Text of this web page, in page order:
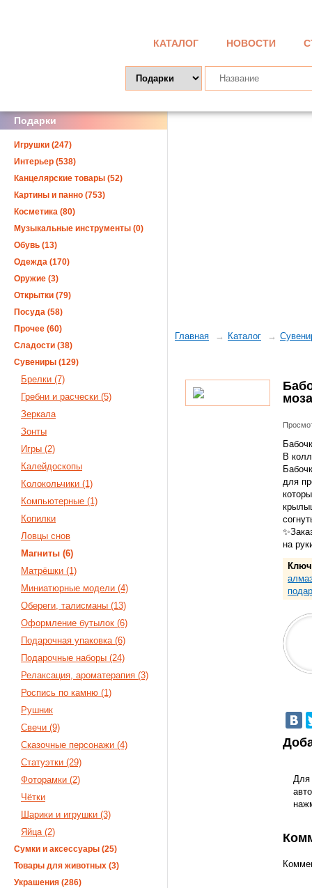
КАТАЛОГ НОВОСТИ
Главная Каталог
В
для
на
Для
Подарки
Игрушки (247)
Интерьер (538)
Канцелярские товары (52)
Картины и панно (753)
Косметика (80)
Музыкальные инструменты (0)
Обувь (13)
Одежда (170)
Оружие (3)
Открытки (79)
Посуда (58)
Прочее (60)
Сладости (38)
Сувениры (129)
Брелки (7)
Гребни и расчески (5)
Зеркала
Зонты
Игры (2)
Калейдоскопы
Колокольчики (1)
Компьютерные (1)
Копилки
Ловцы снов
Магниты (6)
Матрёшки (1)
Миниатюрные модели (4)
Обереги, талисманы (13)
Оформление бутылок (6)
Подарочная упаковка (6)
Подарочные наборы (24)
Релаксация, ароматерапия (3)
Роспись по камню (1)
Рушник
Свечи (9)
Сказочные персонажи (4)
Статуэтки (29)
Фоторамки (2)
Чётки
Шарики и игрушки (3)
Яйца (2)
Сумки и аксессуары (25)
Товары для животных (3)
Украшения (286)